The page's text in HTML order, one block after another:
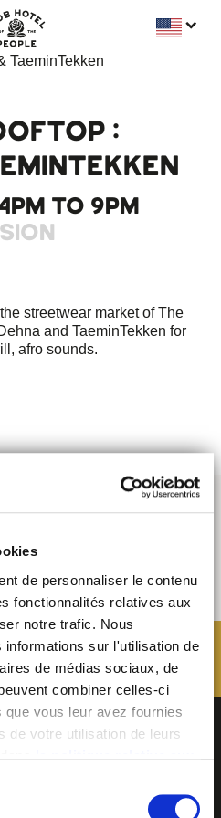
de personnaliser le contenu
fonctionnalités relatives aux
notre trafic. Nous
informations sur l'utilisation de
de médias sociaux, de
combiner celles-ci
vous leur avez fournies
de votre utilisation de leurs
» ; vous refusez ce dépôt de
:
TO 9PM
streetwear market of The
and TaeminTekken for
afro sounds.